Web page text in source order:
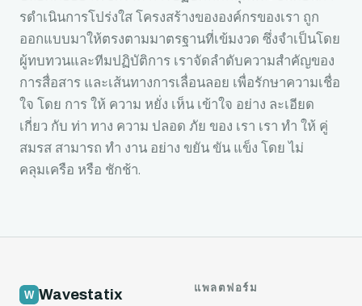
รดําเนินการโปร่งใส โครงสร้างขององค์กรของเรา ถูก
ออกแบบมาให้ตรงตามมาตรฐานที่เข้มงวด ซึ่งจําเป็นโดย
ผู้ทบทวนและทีมปฏิบัติการ เราจัดลําดับความสําคัญของ
การสื่อสาร และเส้นทางการเลื่อนลอย เพื่อรักษาความเชื่อ
ใจ โดย การ ให้ ความ หยั่ง เห็น เข้าใจ อย่าง ละเอียด
เกี่ยว กับ ท่า ทาง ความ ปลอด ภัย ของ เรา เรา ทํา ให้ คู่
สมรส สามารถ ทํา งาน อย่าง ขยัน ขัน แข็ง โดย ไม่
คลุมเครือ หรือ ชักช้า.
Wavestatix แพลตฟอร์ม